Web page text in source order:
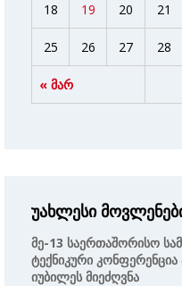
« მარ
18 19 20 21
25 26 27 28
უახლესი
Მე-13 Საერთაშორისო
Ტექნიკური
Იუბილეს Მიეძღვნა